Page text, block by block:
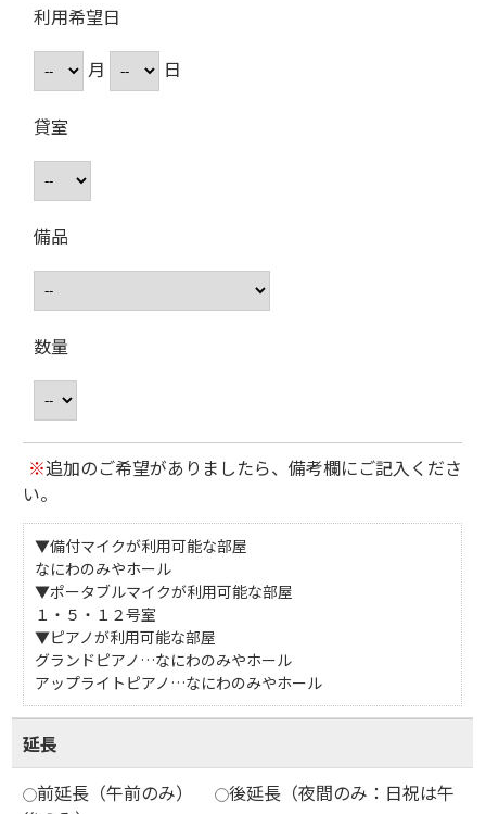
利用希望日
月
日
貸室
備品
数量
※追加のご希望がありましたら、備考欄にご記入くださ
い。
▼備付マイクが利用可能な部屋
なにわのみやホール
▼ポータブルマイクが利用可能な部屋
１・５・１２号室
▼ピアノが利用可能な部屋
グランドピアノ…なにわのみやホール
アップライトピアノ…なにわのみやホール
延長
前延長（午前のみ）
後延長（夜間のみ：日祝は午